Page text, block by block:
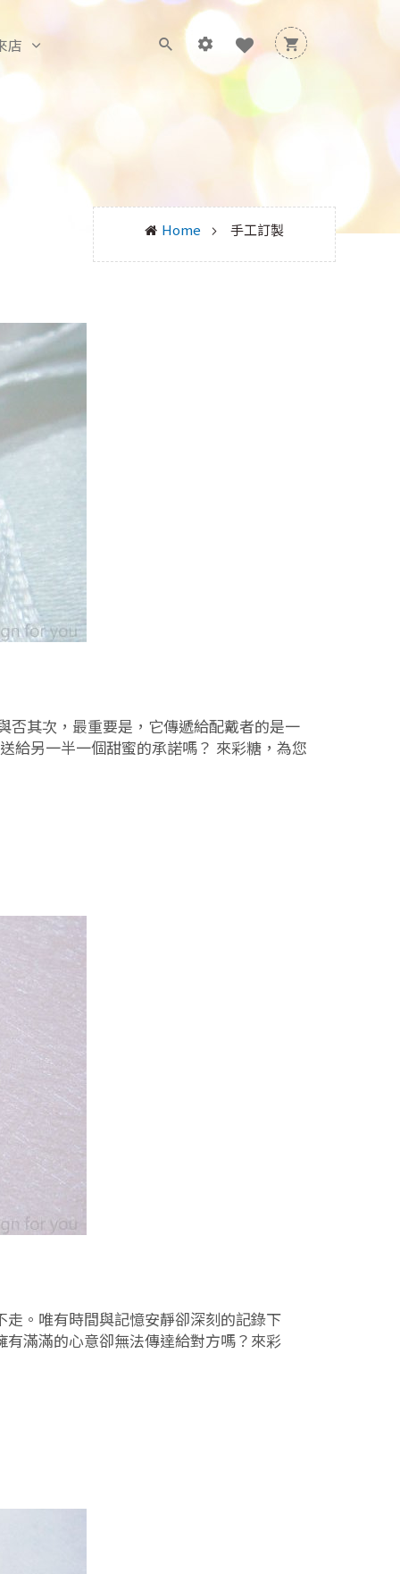
店
Home 手工訂製
否其次，最重要是，它傳遞給配戴者的是一
給另一半一個甜蜜的承諾嗎？ 來彩糖，為您
。唯有時間與記憶安靜卻深刻的記錄下
滿滿的心意卻無法傳達給對方嗎？來彩